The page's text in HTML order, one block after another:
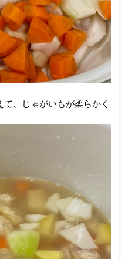
、じゃがいもが柔らかく